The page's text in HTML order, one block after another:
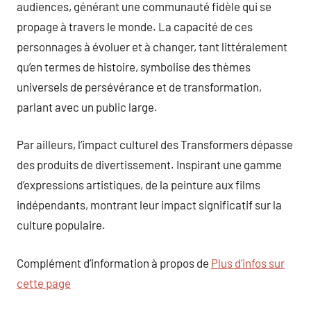
audiences, générant une communauté fidèle qui se
propage à travers le monde. La capacité de ces
personnages à évoluer et à changer, tant littéralement
qu’en termes de histoire, symbolise des thèmes
universels de persévérance et de transformation,
parlant avec un public large.
Par ailleurs, l’impact culturel des Transformers dépasse
des produits de divertissement. Inspirant une gamme
d’expressions artistiques, de la peinture aux films
indépendants, montrant leur impact significatif sur la
culture populaire.
Complément d’information à propos de Plus d’infos sur
cette page